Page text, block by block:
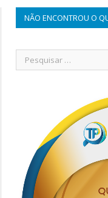
NÃO ENCONTROU O